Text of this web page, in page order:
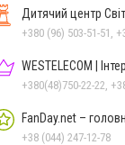
Дитячий центр
+380 (96) 503-51-51,
WESTELECOM |
FanDay.net –
+38 (044) 247-12-78